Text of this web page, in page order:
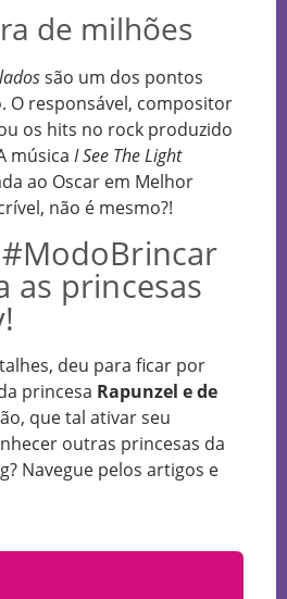
de milhões
são um dos pontos
O responsável, compositor
os hits no rock produzido
música I See The Light
ao Oscar em Melhor
não é mesmo?!
as princesas
deu para ficar por
princesa Rapunzel e de
que tal ativar seu
outras princesas da
Navegue pelos artigos e